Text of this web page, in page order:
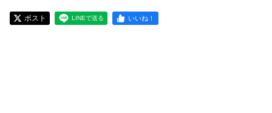
ポスト LINEで送る いいね！